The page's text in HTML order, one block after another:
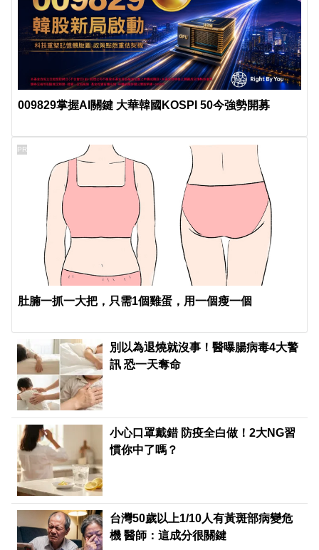
009829掌握AI關鍵 大華韓國KOSPI 50今強勢開募
肚腩一抓一大把，只需1個雞蛋，用一個瘦一個
PR
別以為退燒就沒事！醫曝腸病毒4大警
訊 恐一天奪命
小心口罩戴錯 防疫全白做！2大NG習
慣你中了嗎？
台灣50歲以上1/10人有黃斑部病變危
機 醫師：這成分很關鍵